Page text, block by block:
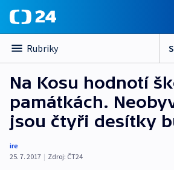
Rubriky
Na Kosu hodnotí
památkách.
jsou čtyři desítky
ire
25. 7. 2017 | Zdroj: ČT24